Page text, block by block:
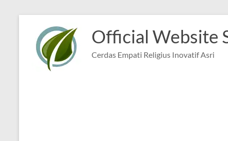
content
Official Website
Cerdas Empati Religius Inovatif Asri